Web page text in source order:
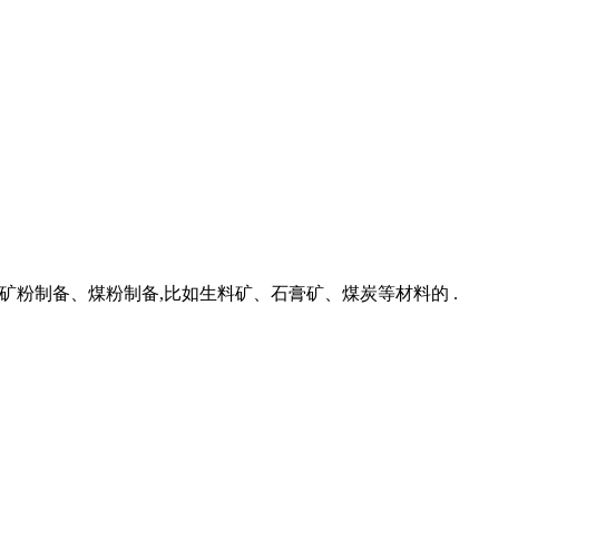
粉制备、煤粉制备,比如生料矿、石膏矿、煤炭等材料的 .